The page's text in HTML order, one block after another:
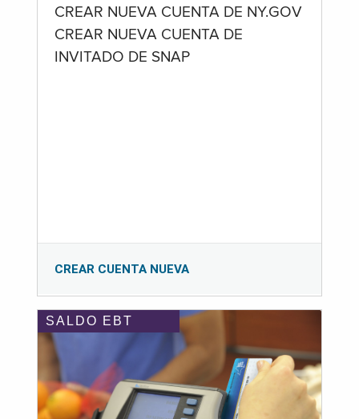
CREAR NUEVA CUENTA DE NY.GOV
CREAR NUEVA CUENTA DE
INVITADO DE SNAP
CREAR CUENTA NUEVA
SALDO EBT